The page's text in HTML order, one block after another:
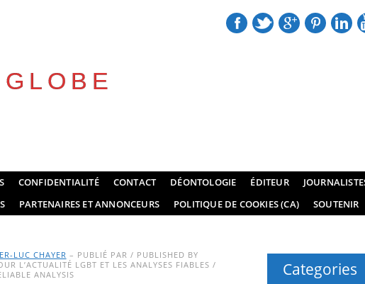
CONFIDENTIALITÉ CONTACT DÉONTOLOGIE ÉDITEUR
PARTENAIRES ET ANNONCEURS POLITIQUE DE COOKIES (CA) SOUTENIR
LUC CHAYER – PUBLIÉ PAR / PUBLISHED BY
L’ACTUALITÉ LGBT ET LES ANALYSES FIABLES /
ANALYSIS
Categories